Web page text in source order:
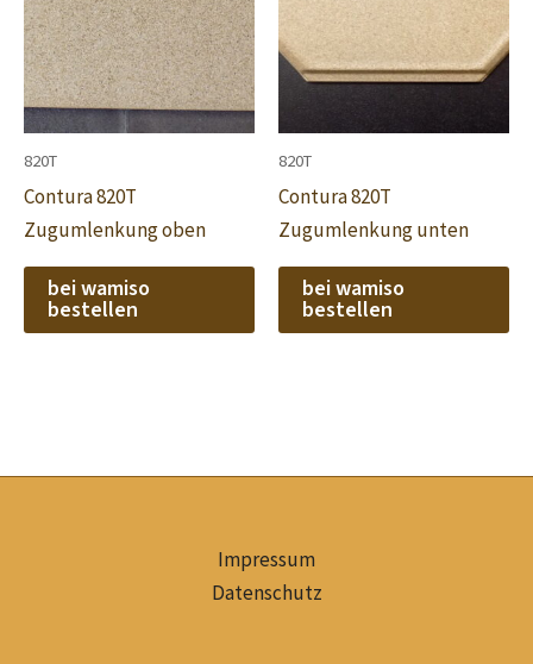
820T
Contura 820T
Zugumlenkung oben
bei wamiso
bestellen
820T
Contura 820T
Zugumlenkung unten
bei wamiso
bestellen
Impressum
Datenschutz